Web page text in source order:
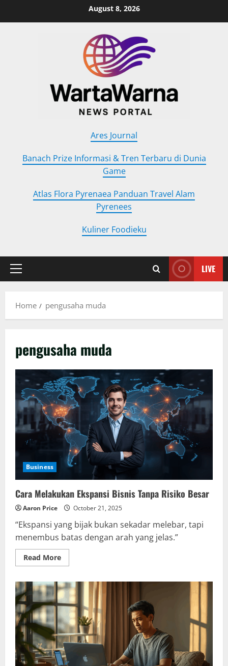
August 8, 2026
Ares Journal
Banach Prize Informasi & Tren Terbaru di Dunia
Game
Atlas Flora Pyrenaea Panduan Travel Alam
Pyrenees
Kuliner Foodieku
Primary
LIVE
Home pengusaha muda
pengusaha muda
Business
Cara Melakukan Ekspansi Bisnis Tanpa Risiko Besar
Aaron Price October 21, 2025
“Ekspansi yang bijak bukan sekadar melebar, tapi
menembus batas dengan arah yang jelas.”
Read MoreRead
more
Melakukan
Ekspansi
Bisnis
Tanpa
Risiko
Besar